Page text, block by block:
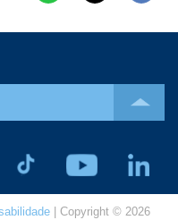
| Copyright © 2026